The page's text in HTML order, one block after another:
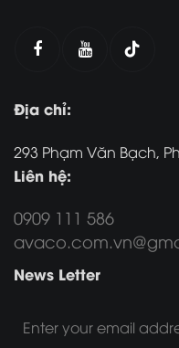
Địa chỉ:
293 Phạm Văn Bạch,
Liên hệ:
0909 111 586
News Letter